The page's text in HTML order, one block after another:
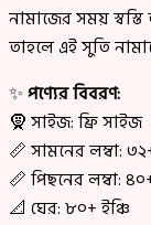
নামাজের সময়
তাহলে এই সুতি
✨পণ্যের বিবরণ:
🧕 সাইজ: ফ্রি সাইজ
📏 সামনের লম্বা:
📏 পিছনের লম্বা:
📐 ঘের: ৮০+ ইঞ্চি